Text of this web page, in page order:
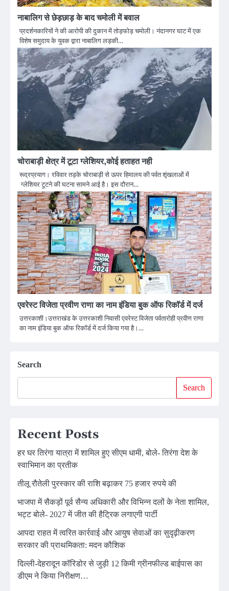
नाबालिग से छेड़छाड़ के बाद चमोली में बवाल
प्रदर्शनकारियों ने की आरोपी की दुकान में तोड़फोड़ चमोली। नंदानगर घाट में एक
विशेष समुदाय के युवक द्वारा नाबालिग लड़की…
चोराबाड़ी क्षेत्र में टूटा ग्लेशियर,कोई हताहत नही
रूद्रप्रयाग। रविवार तड़के चोराबाड़ी से ऊपर हिमालय की पर्वत शृंखलाओं में
ग्लेशियर टूटने की घटना सामने आई है। इस दौरान…
एवरेस्ट विजेता प्रवीण राणा का नाम इंडिया बुक ऑफ रिकॉर्ड में दर्ज
उत्तरकाशी।उत्तराखंड के उत्तरकाशी निवासी एवरेस्ट विजेता पर्वतारोही प्रवीण राणा
का नाम इंडिया बुक ऑफ रिकॉर्ड में दर्ज किया गया है।…
Search
Search
Recent Posts
हर घर तिरंगा यात्रा में शामिल हुए सीएम धामी, बोले- तिरंगा देश के
स्वाभिमान का प्रतीक
तीलू रौतेली पुरस्कार की राशि बढ़ाकर 75 हजार रुपये की
भाजपा में सैकड़ों पूर्व सैन्य अधिकारी और विभिन्न दलों के नेता शामिल,
भट्ट बोले- 2027 में जीत की हैट्रिक लगाएगी पार्टी
आपदा राहत में त्वरित कार्रवाई और आयुष सेवाओं का सुदृढ़ीकरण
सरकार की प्राथमिकता: मदन कौशिक
दिल्ली-देहरादून कॉरिडोर से जुड़ी 12 किमी ग्रीनफील्ड बाईपास का
डीएम ने किया निरीक्षण…